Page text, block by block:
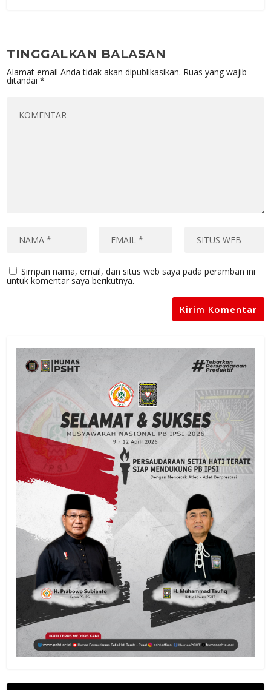
TINGGALKAN BALASAN
Alamat email Anda tidak akan dipublikasikan. Ruas yang wajib
ditandai*
Simpan nama, email, dan situs web saya pada peramban ini
untuk komentar saya berikutnya.